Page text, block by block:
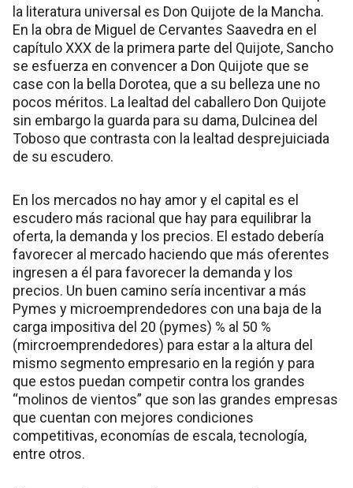
la literatura universal es Don Quijote de la Mancha.
En la obra de Miguel de Cervantes Saavedra en el
capítulo XXX de la primera parte del Quijote, Sancho
se esfuerza en convencer a Don Quijote que se
case con la bella Dorotea, que a su belleza une no
pocos méritos. La lealtad del caballero Don Quijote
sin embargo la guarda para su dama, Dulcinea del
Toboso que contrasta con la lealtad desprejuiciada
de su escudero.
En los mercados no hay amor y el capital es el
escudero más racional que hay para equilibrar la
oferta, la demanda y los precios. El estado debería
favorecer al mercado haciendo que más oferentes
ingresen a él para favorecer la demanda y los
precios. Un buen camino sería incentivar a más
Pymes y microemprendedores con una baja de la
carga impositiva del 20 (pymes) % al 50 %
(mircroemprendedores) para estar a la altura del
mismo segmento empresario en la región y para
que estos puedan competir contra los grandes
“molinos de vientos” que son las grandes empresas
que cuentan con mejores condiciones
competitivas, economías de escala, tecnología,
entre otros.